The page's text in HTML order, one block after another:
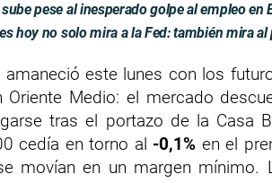
pese al inesperado golpe al empleo en
hoy no solo mira a la Fed: también mira
amaneció este lunes con los
Oriente Medio: el mercado
tras el portazo de la Casa
cedía en torno al -0,1% en el
movían en un margen mínimo.